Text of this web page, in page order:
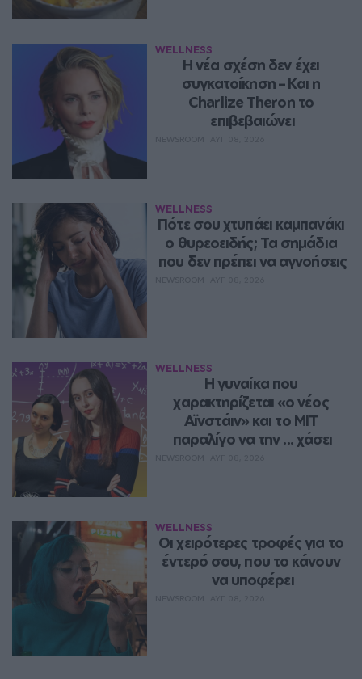
WELLNESS
Η νέα σχέση δεν έχει
συγκατοίκηση – Και η
Charlize Theron το
επιβεβαιώνει
WELLNESS
Πότε σου χτυπάει καμπανάκι
ο θυρεοειδής; Τα σημάδια
που δεν πρέπει να αγνοήσεις
WELLNESS
Η γυναίκα που
χαρακτηρίζεται «ο νέος
Αϊνστάιν» και το MIT
παραλίγο να την ... χάσει
WELLNESS
Οι χειρότερες τροφές για το
έντερό σου, που το κάνουν
να υποφέρει